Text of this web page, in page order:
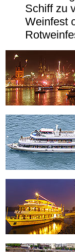
Schiff zu
Weinfest